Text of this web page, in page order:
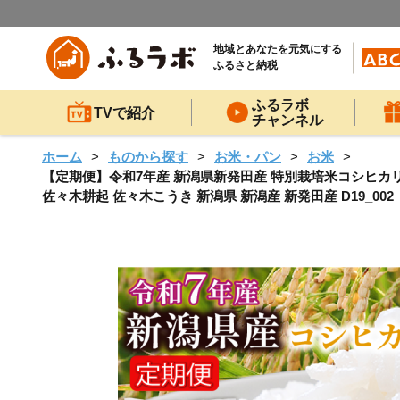
地域とあなたを元気にする
ふるさと納税
TVで紹介
ふるラボ
チャンネル
ホーム ものから探す お米・パン
お米
【定期便】令和7年産 新潟県新発田産 特別栽培米コシヒ
佐々木耕起 佐々木こうき 新潟県 新潟産 新発田産 D19_002